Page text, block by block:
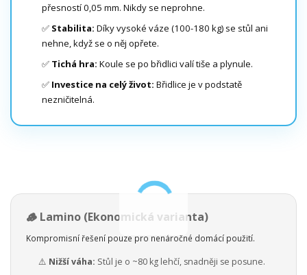
přesností 0,05 mm. Nikdy se neprohne.
✅ Stabilita: Díky vysoké váze (100-180 kg) se stůl ani
nehne, když se o něj opřete.
✅ Tichá hra: Koule se po břidlici valí tiše a plynule.
✅ Investice na celý život: Břidlice je v podstatě
nezničitelná.
🪵 Lamino (Ekonomická varianta)
Kompromisní řešení pouze pro nenáročné domácí použití.
⚠️ Nižší váha: Stůl je o ~80 kg lehčí, snadněji se posune.